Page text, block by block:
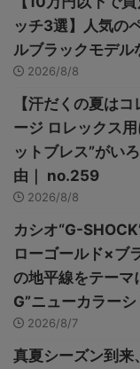
ッチ3選】人気の
ルブラックモデル
2026/8/8
【汗だくの夏は
ージ ロレックス
ットブレス”がい
由｜ no.259
2026/8/8
カシオ“G-
ローゴールド×ブ
の地平線をテーマ
G”ニューカラー
2026/8/7
真夏シーズン到来